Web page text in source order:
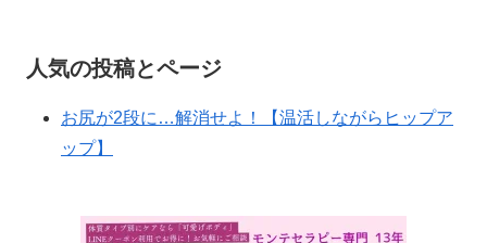
人気の投稿とページ
お尻が2段に…解消せよ！【温活しながらヒップア
ップ】